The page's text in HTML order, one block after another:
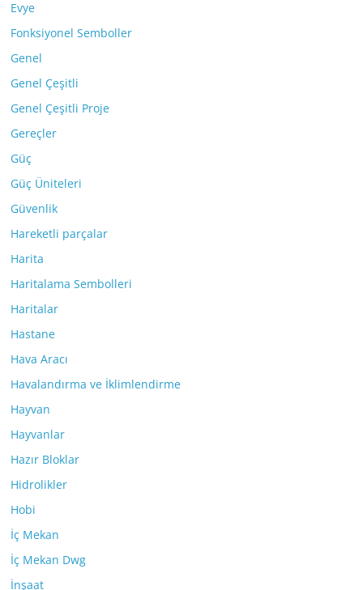
Evye
Fonksiyonel Semboller
Genel
Genel Çeşitli
Genel Çeşitli Proje
Gereçler
Güç
Güç Üniteleri
Güvenlik
Hareketli parçalar
Harita
Haritalama Sembolleri
Haritalar
Hastane
Hava Aracı
Havalandırma ve İklimlendirme
Hayvan
Hayvanlar
Hazır Bloklar
Hidrolikler
Hobi
İç Mekan
İç Mekan Dwg
İnşaat